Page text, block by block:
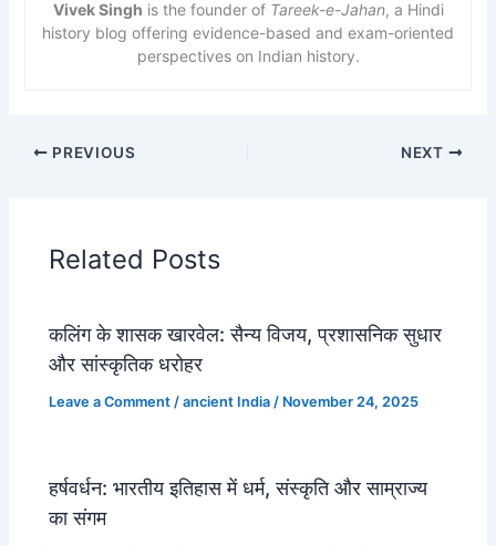
Vivek Singh is the founder of Tareek-e-Jahan, a Hindi
history blog offering evidence-based and exam-oriented
perspectives on Indian history.
PREVIOUS NEXT
Related Posts
कलिंग के शासक खारवेल: सैन्य विजय, प्रशासनिक सुधार
और सांस्कृतिक धरोहर
Leave a Comment /ancient India / November 24, 2025
हर्षवर्धन: भारतीय इतिहास में धर्म, संस्कृति और साम्राज्य
का संगम